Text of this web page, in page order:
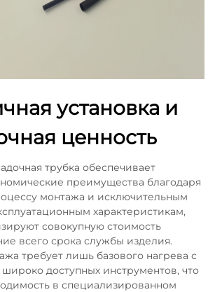
установка и
ценность
трубка обеспечивает
преимущества благодаря
монтажа и исключительным
характеристикам,
совокупную стоимость
всего срока службы изделия.
требует лишь базового нагрева с
доступных инструментов, что
в специализированном